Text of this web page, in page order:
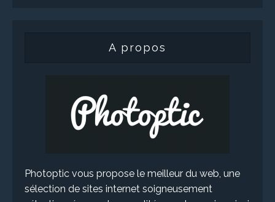
A propos
Photoptic vous propose le meilleur du web, une
sélection de sites internet soigneusement